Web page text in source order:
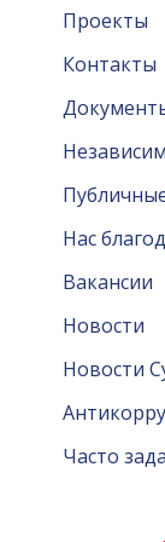
Проекты
Контакты
Нас
Вакансии
Новости
Новости
Часто